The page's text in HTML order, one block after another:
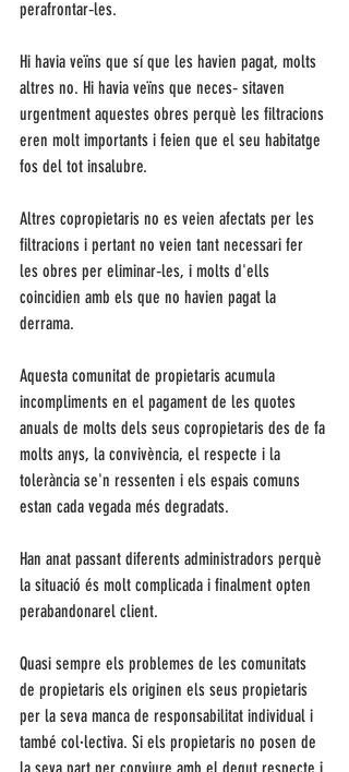
perafrontar‑les.
Hi havia veïns que sí que les havien pagat, molts
altres no. Hi havia veïns que neces‑ sitaven
urgentment aquestes obres perquè les filtracions
eren molt importants i feien que el seu habitatge
fos del tot insalubre.
Altres copropietaris no es veien afectats per les
filtracions i pertant no veien tant necessari fer
les obres per eliminar‑les, i molts d'ells
coincidien amb els que no havien pagat la
derrama.
Aquesta comunitat de propietaris acumula
incompliments en el pagament de les quotes
anuals de molts dels seus copropietaris des de fa
molts anys, la convivència, el respecte i la
tolerància se'n ressenten i els espais comuns
estan cada vegada més degradats.
Han anat passant diferents administradors perquè
la situació és molt complicada i finalment opten
perabandonarel client.
Quasi sempre els problemes de les comunitats
de propietaris els originen els seus propietaris
per la seva manca de responsabilitat individual i
també col·lectiva. Si els propietaris no posen de